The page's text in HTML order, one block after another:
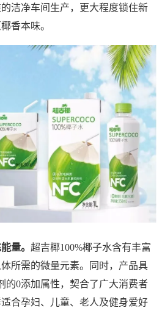
洁净车间生产，更大程度锁住新
香本味。
量。 超吉椰100%椰子水含有丰富
所需的微量元素。同时，产品具
的0添加属性，契合了广大消费者
合孕妇、儿童、老人及健身爱好